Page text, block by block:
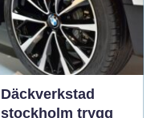
Däckverkstad
stockholm trygg